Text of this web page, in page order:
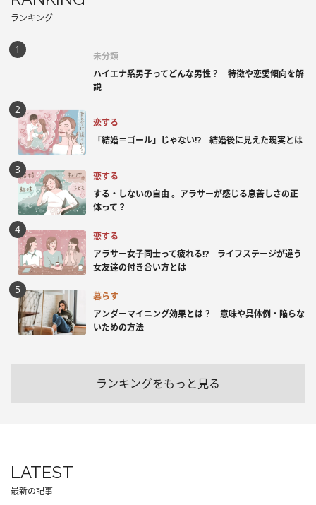
ランキング
未分類
ハイエナ系男子ってどんな男性？ 特徴や恋愛傾向を解
説
恋する
「結婚＝ゴール」じゃない⁉ 結婚後に見えた現実とは
恋する
する・しないの自由 。アラサーが感じる息苦しさの正
体って？
恋する
アラサー女子同士って疲れる⁉ ライフステージが違う
女友達の付き合い方とは
暮らす
アンダーマイニング効果とは？ 意味や具体例・陥らな
いための方法
ランキングをもっと見る
LATEST
最新の記事